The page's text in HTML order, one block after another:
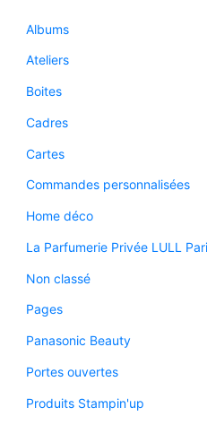
Albums
Ateliers
Boites
Cadres
Cartes
Commandes personnalisées
Home déco
La Parfumerie Privée LULL
Non classé
Pages
Panasonic Beauty
Portes ouvertes
Produits Stampin'up